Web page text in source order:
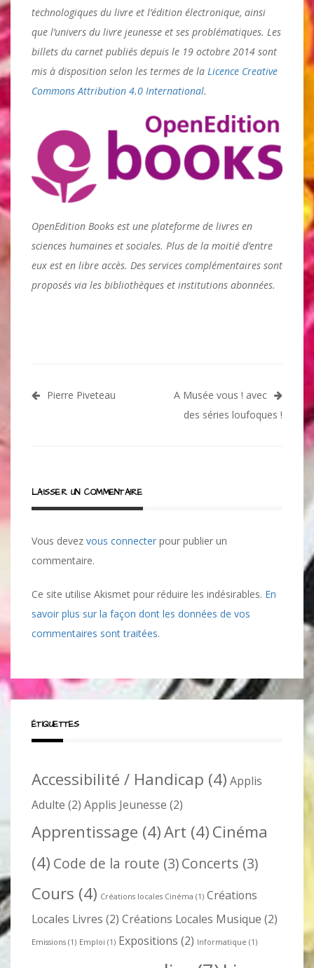
technologiques du livre et l’édition électronique, ainsi
que l’univers du livre jeunesse et ses problématiques. Les
billets du carnet publiés depuis le 19 octobre 2014 sont
mis à disposition selon les termes de la Licence Creative
Commons Attribution 4.0 International.
OpenEdition Books est une plateforme de livres en
sciences humaines et sociales. Plus de la moitié d’entre
eux est en libre accès. Des services complémentaires sont
proposés via les bibliothèques et institutions abonnées.
Navigation
Pierre Piveteau
A Musée vous ! avec
des séries loufoques !
LAISSER UN COMMENTAIRE
Vous devez vous connecter pour publier un
commentaire.
Ce site utilise Akismet pour réduire les indésirables. En
savoir plus sur la façon dont les données de vos
commentaires sont traitées.
ÉTIQUETTES
Accessibilité / Handicap (4) Applis
Adulte (2) Applis Jeunesse (2)
Apprentissage (4)Art (4) Cinéma
(4) Code de la route (3)Concerts (3)
Cours (4) Créations locales Cinéma (1) Créations
Locales Livres (2) Créations Locales Musique (2)
Emissions (1) Emploi (1) Expositions (2) Informatique (1)